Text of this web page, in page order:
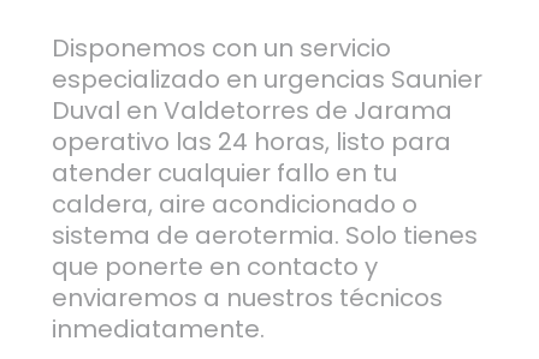
Disponemos con un servicio
especializado en urgencias Saunier
Duval en Valdetorres de Jarama
operativo las 24 horas, listo para
atender cualquier fallo en tu
caldera, aire acondicionado o
sistema de aerotermia. Solo tienes
que ponerte en contacto y
enviaremos a nuestros técnicos
inmediatamente.